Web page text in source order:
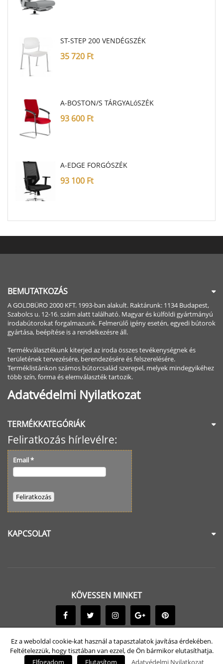
ST-STEP 200 VENDÉGSZÉK
35 720 Ft
A-BOSTON/S TÁRGYALóSZÉK
93 600 Ft
A-EDGE FORGÓSZÉK
93 100 Ft
BEMUTATKOZÁS
A GOLDBÜRO 2000 KFT. 1993-ban alakult. Raktárunk: 1134 Budapest,
Szabolcs u. 12-16. szám alatt található. Magyar és külföldi gyártmányú
irodabútorokat forgalmazunk. Felmerülő igény esetén, egyedi bútorok
gyártása, beépítése is a rendelkezésre áll.
Termékválasztékunk kiterjed az iroda összes tevékenységnek és
területének tervezésére, berendezésére és felszerelésére.
Terméklistánkon számos bútorcsalád szerepel, melyek mindegyikéhez
több szín, forma és elemválaszték tartozik.
Adatvédelmi Nyilatkozat
TERMÉKKATEGÓRIÁK
Feliratkozás hírlevélre:
Email*
KAPCSOLAT
KÖVESSEN MINKET
© 2017-2026 Goldbüro Irodabútorok. Minden jog fenntartva
Ez a weboldal cookie-kat használ a tapasztalatok javítása érdekében.
Feltételezzük, hogy tisztában van ezzel, de Ön bármikor elutasíthatja.
Elfogadom
Elutasítom Adatvédelmi Nyilatkozat